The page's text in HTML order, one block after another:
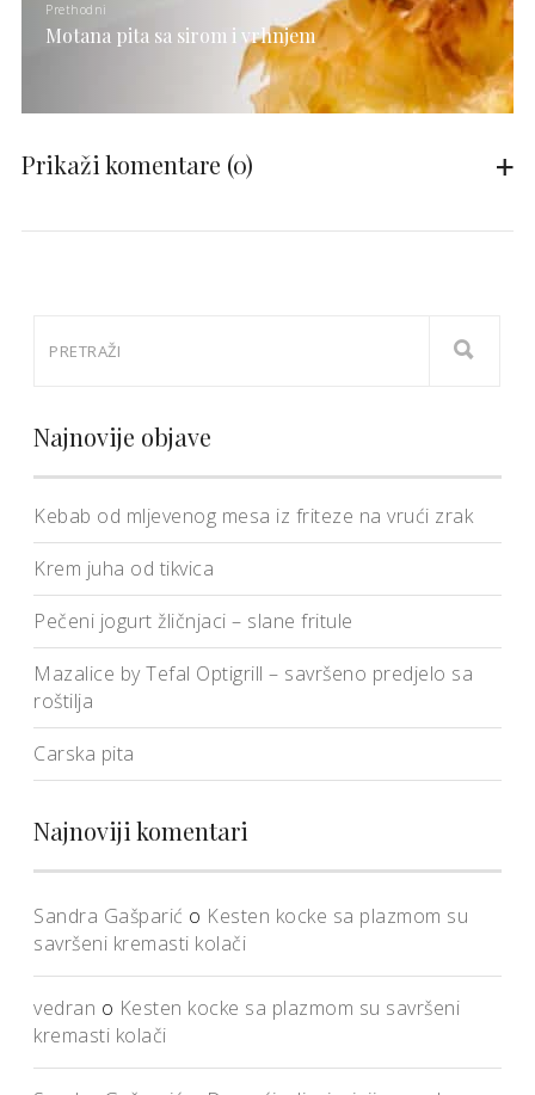
Prethodni
Motana pita sa sirom i vrhnjem
Prikaži komentare (0)
Najnovije objave
Kebab od mljevenog mesa iz friteze na vrući zrak
Krem juha od tikvica
Pečeni jogurt žličnjaci – slane fritule
Mazalice by Tefal Optigrill – savršeno predjelo sa
roštilja
Carska pita
Najnoviji komentari
Sandra Gašparić o Kesten kocke sa plazmom su
savršeni kremasti kolači
vedran o Kesten kocke sa plazmom su savršeni
kremasti kolači